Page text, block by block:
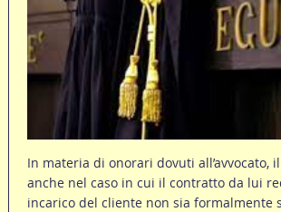
In materia di onorari dovuti all’avvocato,
anche nel caso in cui il contratto da lui
incarico del cliente non sia formalmente